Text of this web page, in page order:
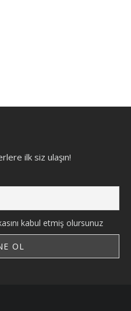
ilk siz ulaşın!
kabul etmiş olursunuz